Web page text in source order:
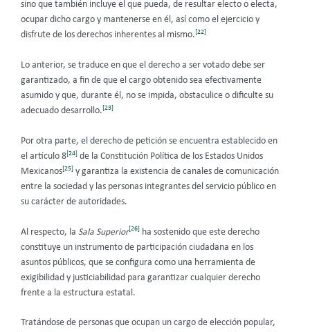
sino que también incluye el que pueda, de resultar electo o electa,
ocupar dicho cargo y mantenerse en él, así como el ejercicio y
disfrute de los derechos inherentes al mismo.[22]
Lo anterior, se traduce en que el derecho a ser votado debe ser
garantizado, a fin de que el cargo obtenido sea efectivamente
asumido y que, durante él, no se impida, obstaculice o dificulte su
adecuado desarrollo.[23]
Por otra parte, el derecho de petición se encuentra establecido en
el artículo 8[24] de la Constitución Política de los Estados Unidos
Mexicanos[25] y garantiza la existencia de canales de comunicación
entre la sociedad y las personas integrantes del servicio público en
su carácter de autoridades.
Al respecto, la Sala Superior[26]
ha sostenido que este derecho
constituye un instrumento de participación ciudadana en los
asuntos públicos, que se configura como una herramienta de
exigibilidad y justiciabilidad para garantizar cualquier derecho
frente a la estructura estatal.
Tratándose de personas que ocupan un cargo de elección popular,